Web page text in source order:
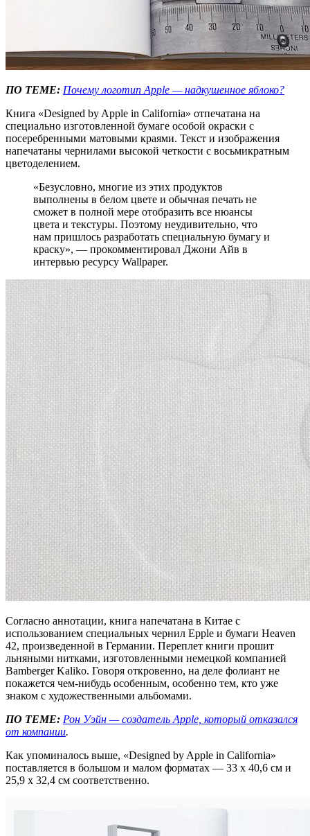
ПО ТЕМЕ: Почему логотип Apple — надкушенное яблоко?
Книга «Designed by Apple in California» отпечатана на
специально изготовленной бумаге особой окраски с
посеребренными матовыми краями. Текст и изображения
напечатаны чернилами высокой четкости с восьмикратным
цветоделением.
«Безусловно, многие из этих продуктов
выполнены в белом цвете и обычная печать не
сможет в полной мере отобразить все нюансы
цвета и текстуры. Поэтому неудивительно, что
нам пришлось разработать специальную бумагу и
краску», — прокомментировал Джони Айв в
интервью ресурсу Wallpaper.
Согласно аннотации, книга напечатана в Китае с
использованием специальных чернил Epple и бумаги Heaven
42, произведенной в Германии. Переплет книги прошит
льняными нитками, изготовленными немецкой компанией
Bamberger Kaliko. Говоря откровенно, на деле фолиант не
покажется чем-нибудь особенным, особенно тем, кто уже
знаком с художественными альбомами.
ПО ТЕМЕ: Рон Уэйн — создатель Apple, который отказался
от компании.
Как упоминалось выше, «Designed by Apple in California»
поставляется в большом и малом форматах — 33 x 40,6 см и
25,9 x 32,4 см соответственно.